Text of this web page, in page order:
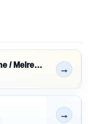
OHM - Association Oppagne / Melreux / Mormont
Non indiqué
→
Non indiqué
→